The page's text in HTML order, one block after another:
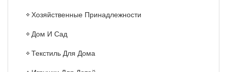
Хозяйственные Принадлежности
Дом И Сад
Текстиль Для Дома